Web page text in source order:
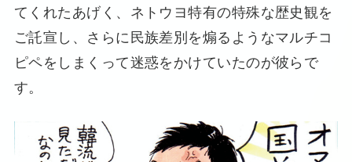
てくれたあげく、ネトウヨ特有の特殊な歴史観を
ご託宣し、さらに民族差別を煽るようなマルチコ
ピペをしまくって迷惑をかけていたのが彼らで
す。